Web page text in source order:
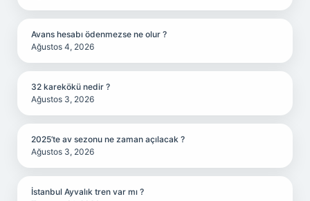
Avans hesabı ödenmezse ne olur ?
Ağustos 4, 2026
32 karekökü nedir ?
Ağustos 3, 2026
2025’te av sezonu ne zaman açılacak ?
Ağustos 3, 2026
İstanbul Ayvalık tren var mı ?